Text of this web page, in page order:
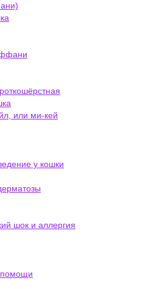
или ми-кей
у кошки
шок и аллергия
помощи